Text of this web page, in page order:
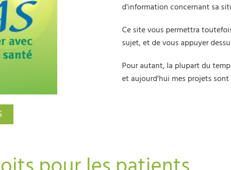
d'information concernant sa
Ce site vous permettra
sujet, et de vous appuyer
Pour autant, la plupart du
et aujourd'hui mes projets sont